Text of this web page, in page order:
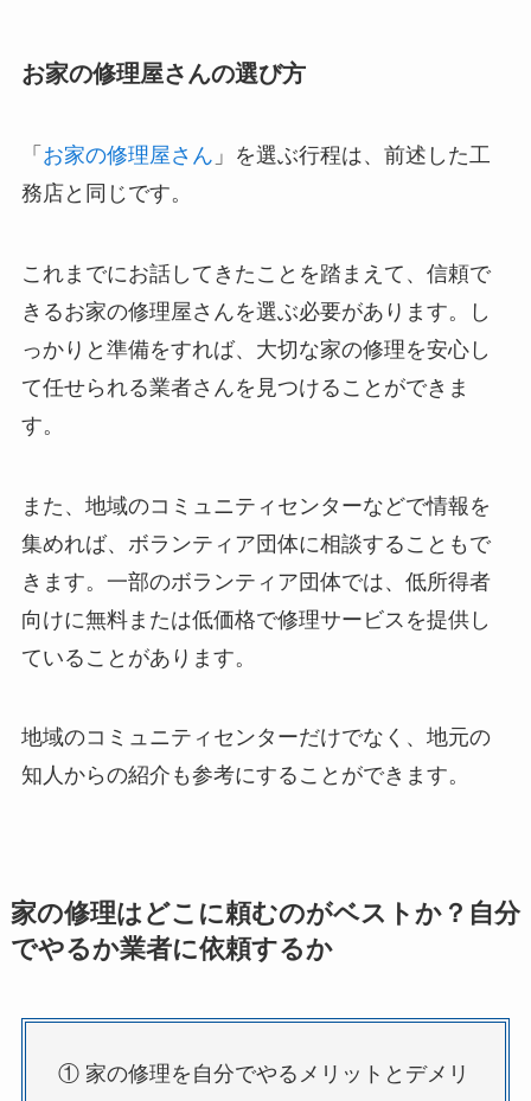
お家の修理屋さんの選び方
「 お家の修理屋さん 」を選ぶ行程は、前述した工
務店と同じです。
これまでにお話してきたことを踏まえて、信頼で
きるお家の修理屋さんを選ぶ必要があります。し
っかりと準備をすれば、大切な家の修理を安心し
て任せられる業者さんを見つけることができま
す。
また、地域のコミュニティセンターなどで情報を
集めれば、ボランティア団体に相談することもで
きます。一部のボランティア団体では、低所得者
向けに無料または低価格で修理サービスを提供し
ていることがあります。
地域のコミュニティセンターだけでなく、地元の
知人からの紹介も参考にすることができます。
家の修理はどこに頼むのがベストか？自分
でやるか業者に依頼するか
① 家の修理を自分でやるメリットとデメリ